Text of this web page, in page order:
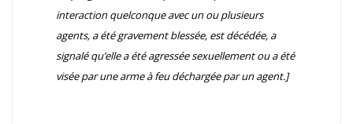
interaction quelconque avec un ou plusieurs
agents, a été gravement blessée, est décédée, a
signalé qu’elle a été agressée sexuellement ou a été
visée par une arme à feu déchargée par un agent.]